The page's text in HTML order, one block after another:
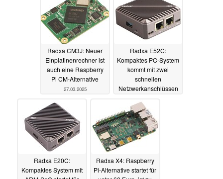
Radxa CM3J: Neuer
Einplatinenrechner ist
auch eine Raspberry
Pi CM-Alternative
27.03.2025
Radxa E52C:
Kompaktes PC-System
kommt mit zwei
schnellen
Netzwerkanschlüssen
Radxa E20C:
Kompaktes System mit
Radxa X4: Raspberry
Pi-Alternative startet für